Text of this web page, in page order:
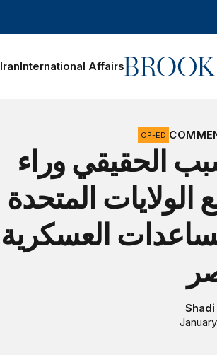
International Affairs
Iran
OP-ED
الحقيقي وراء
الولايات المتحدة
العسكرية